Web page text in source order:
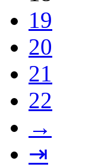
19
20
21
22
→
⇥